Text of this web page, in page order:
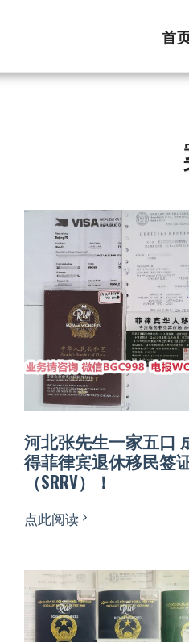
首
河北张先生一家五口
得菲律宾退休移民签
（SRRV）！
点此阅读